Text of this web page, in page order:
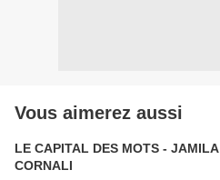
Vous aimerez aussi
LE CAPITAL DES MOTS - JAMILA
CORNALI